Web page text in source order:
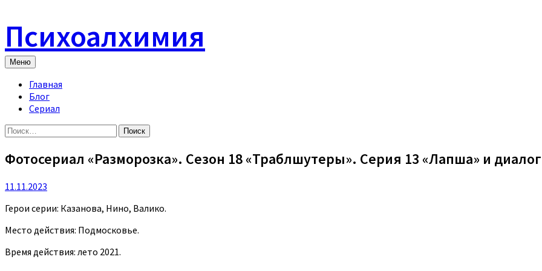
content
Психоалхимия
Меню
Главная
Блог
Сериал
Найти:
Фотосериал «Разморозка». Сезон 18 «Траблшутеры». Серия 13 «Лапша» и
11.11.2023
Герои серии: Казанова, Нино, Валико.
Место действия: Подмосковье.
Время действия: лето 2021.